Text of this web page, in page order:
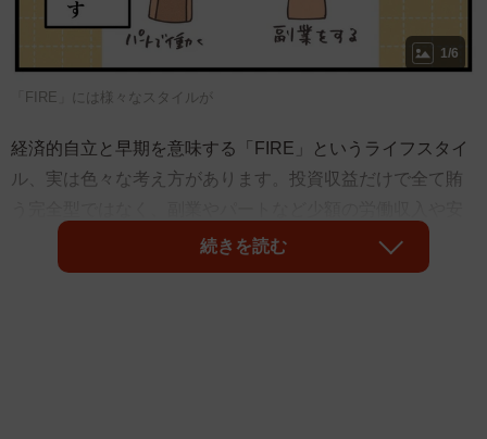
1/6
「FIRE」には様々なスタイルが
経済的自立と早期を意味する「FIRE」というライフスタイ
ル、実は色々な考え方があります。投資収益だけで全て賄
定した社会保障が受けられる最低限の労働と組み合わせる
「サイドFIRE」「バリスタFIRE」と呼ばれるスタイルがあ
続きを読む